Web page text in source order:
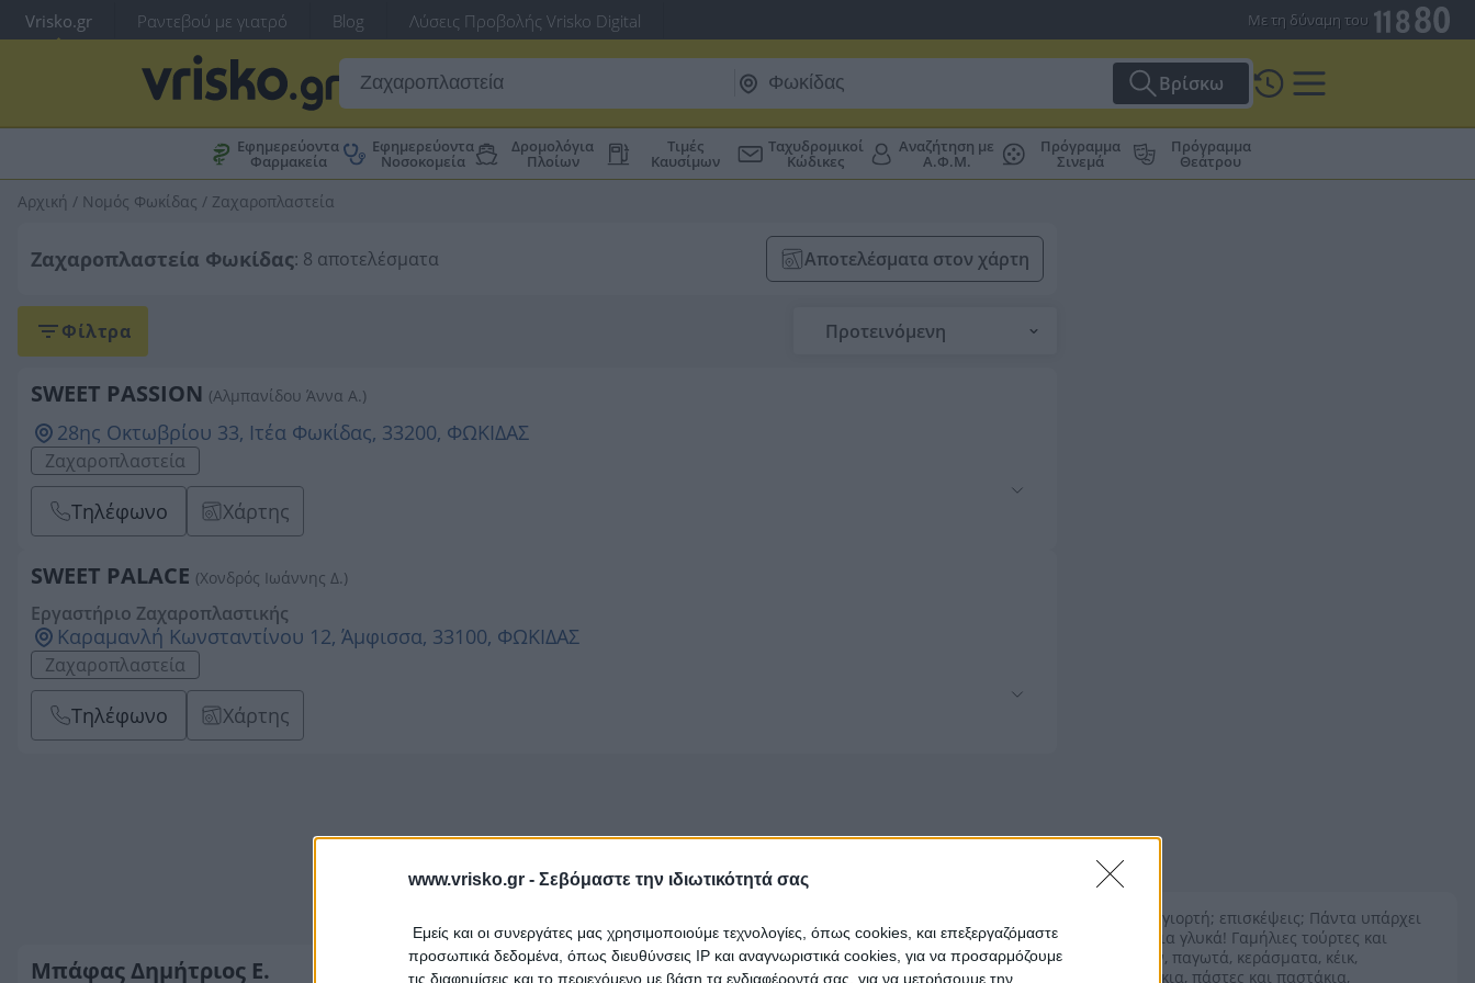
www.vrisko.gr - Σεβόμαστε την ιδιωτικότητά σας
Εμείς και οι συνεργάτες μας χρησιμοποιούμε τεχνολογίες, όπως cookies, και επεξεργαζόμαστε
προσωπικά δεδομένα, όπως διευθύνσεις IP και αναγνωριστικά cookies, για να προσαρμόζουμε
τις διαφημίσεις και το περιεχόμενο με βάση τα ενδιαφέροντά σας, για να μετρήσουμε την
Vrisko.gr Ραντεβού με γιατρό Blog Λύσεις Προβολής Vrisko Digital Με τη δύναμη του
Βρίσκω
Εφημερεύοντα
Φαρμακεία
Εφημερεύοντα
Νοσοκομεία
Δρομολόγια
Πλοίων
Τιμές
Καυσίμων
Ταχυδρομικοί
Κώδικες
Αναζήτηση με
Α.Φ.Μ.
Πρόγραμμα
Σινεμά
Πρόγραμμα
Θεάτρου
Αρχική / Νομός Φωκίδας / Ζαχαροπλαστεία
Ζαχαροπλαστεία Φωκίδας: 8 αποτελέσματα Αποτελέσματα στον χάρτη
Φίλτρα Προτεινόμενη
SWEET PASSION (Αλμπανίδου Άννα Α.)
28ης Οκτωβρίου 33, Ιτέα Φωκίδας, 33200, ΦΩΚΙΔΑΣ
Ζαχαροπλαστεία
Τηλέφωνο Χάρτης
SWEET PALACE (Χονδρός Ιωάννης Δ.)
Εργαστήριο Ζαχαροπλαστικής
Καραμανλή Κωνσταντίνου 12, Άμφισσα, 33100, ΦΩΚΙΔΑΣ
Ζαχαροπλαστεία
Τηλέφωνο Χάρτης
Μπάφας Δημήτριος Ε.
Γενέθλια; γιορτή; επισκέψεις; Πάντα υπάρχει
αφορμή για γλυκά! Γαμήλιες τούρτες και
γενεθλίων, παγωτά, κεράσματα, κέικ,
κουλουράκια, πάστες και παστάκια,